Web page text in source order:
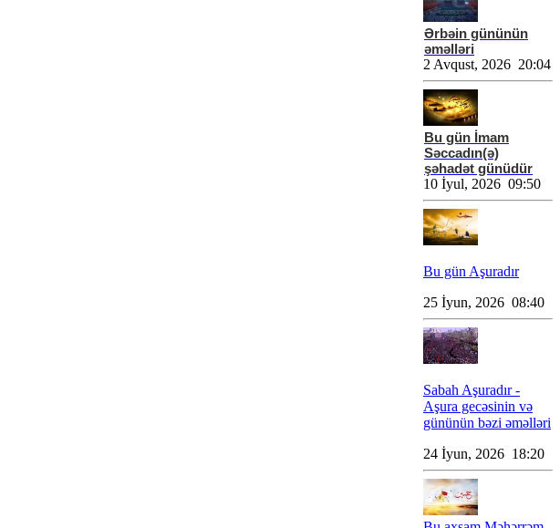
Ərbəin gününün
əməlləri
2 Avqust, 2026 20:04
Bu gün İmam
Səccadın(ə)
şəhadət günüdür
10 İyul, 2026 09:50
Bu gün Aşuradır
25 İyun, 2026 08:40
Sabah Aşuradır -
Aşura gecəsinin və
gününün bəzi əməlləri
24 İyun, 2026 18:20